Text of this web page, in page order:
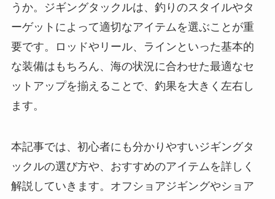
うか。ジギングタックルは、釣りのスタイルやタ
ーゲットによって適切なアイテムを選ぶことが重
要です。ロッドやリール、ラインといった基本的
な装備はもちろん、海の状況に合わせた最適なセ
ットアップを揃えることで、釣果を大きく左右し
ます。
本記事では、初心者にも分かりやすいジギングタ
ックルの選び方や、おすすめのアイテムを詳しく
解説していきます。オフショアジギングやショア